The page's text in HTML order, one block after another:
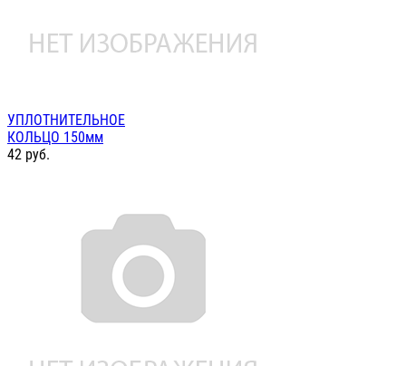
УПЛОТНИТЕЛЬНОЕ
КОЛЬЦО 150мм
42 руб.